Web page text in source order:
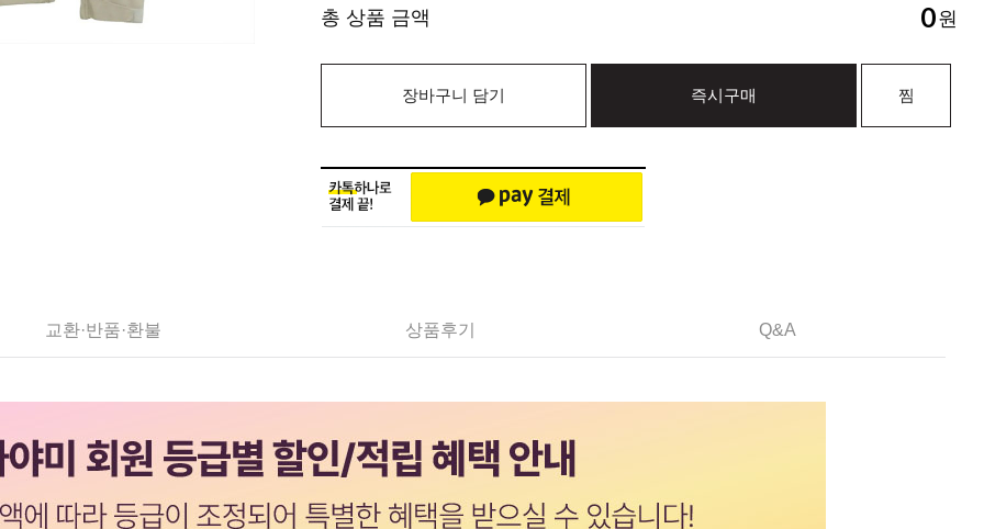
총 상품 금액 0원
장바구니 담기 즉시구매 찜
교환·반품·환불 상품후기 Q&A